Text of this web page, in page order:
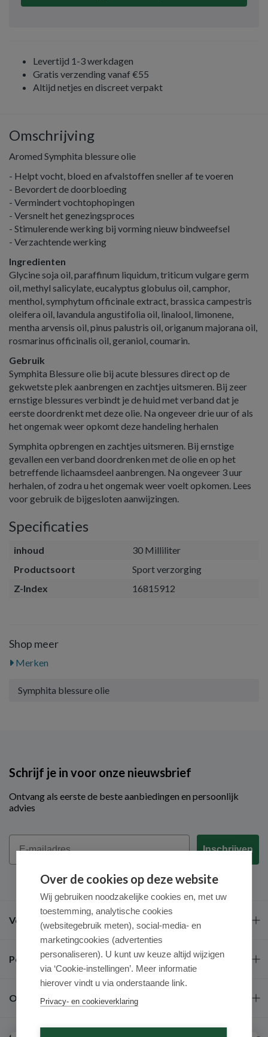
Levertijd 1-3 werkdagen
Gratis verzending vanaf €55
Altijd netjes en discreet verpakt
Omschrijving
Aromed Symphita blessure olie
- Helpt vocht, bloed en afvalstoffen sneller af te voeren
- Bevordert de doorbloeding
- Vermindert vochtophopingen
- Versnelt het genezingsproces
- Stimulerende werking bij vorming nieuw bindweefsel
- Verzachtende werking
Ingredienten
Glycine soja oil, paraffinum liquidum, triticum vulgare germ
oil, methyl salicylate, eucalyptus globulus oil, camphor,
menthol, symphytum officinale extract, brassica campestris
oleifera oil, lavandula angustifolia oil, linalool, limonene,
mentha arvensis oil, pinus palustris oil, origanum majorana oil,
rosmarinus officinalis oil, geraniol, coumarin.
Gebruik
Symphita Blessure olie bij acute blessures direct op de
gekwetste plek aanbrengen en zachtjes uitsmeren. Bij zeer
ernstige blessures verbindt je de huid met verband dat je
eerste doordrenkt met deze olie. Na ongeveer drie uur of als
het ongemak weer opkomt deze handeling herhalen
Symphita opbrengen en zachtjes uitsmeren. Bij ernstige
gevallen een verband doordrenken met de olie en op het
betreffende lichaamsdeel aanbrengen. Na ongeveer 3 uur
herhalen, of zodra u het ongemak weer voelt opkomen. Lees
voor gebruik de bijgesloten aanwijzingen.
Specificaties
inhoud
30 Milliliter
Productsoort
Sport verzorging
Z-Index
16815912
Shop meer
Merken
Symphita blessure olie
Schrijf je in voor onze nieuwsbrief
Ontvang als eerste de beste aanbiedingen en persoonlijk
advies
Email
Inschrijven
Veel gestelde vragen
Populaire merken
Over ons
Over de cookies op deze website
Wij gebruiken noodzakelijke cookies en, met uw
toestemming, analytische cookies
(websitegebruik meten), social-media- en
marketingcookies (advertenties
personaliseren). U kunt uw keuze altijd wijzigen
via ‘Cookie-instellingen’. Meer informatie
hierover vindt u via onderstaande link.
Privacy- en cookieverklaring